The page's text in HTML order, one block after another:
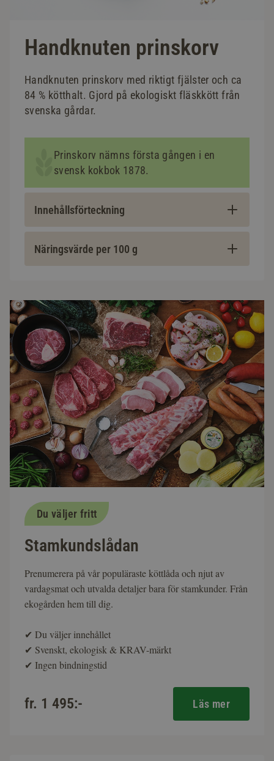
Handknuten prinskorv
Handknuten prinskorv med riktigt fjälster och ca
84 % kötthalt. Gjord på ekologiskt fläskkött från
svenska gårdar.
Prinskorv nämns första gången i en
svensk kokbok 1878.
Innehållsförteckning
Näringsvärde per 100 g
Du väljer fritt
Stamkundslådan
Prenumerera på vår populäraste köttlåda och njut av
vardagsmat och utvalda detaljer bara för stamkunder. Från
ekogården hem till dig.
✔ Du väljer innehållet
✔ Svenskt, ekologisk & KRAV-märkt
✔ Ingen bindningstid
fr. 1 495:- Läs mer